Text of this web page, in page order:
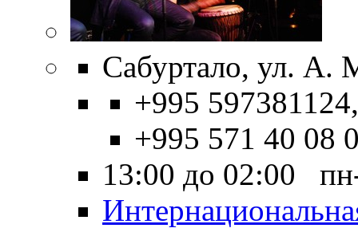
Сабуртало, ул. A.
+995 597381124,
+995 571 40 08
13:00 до 02:00